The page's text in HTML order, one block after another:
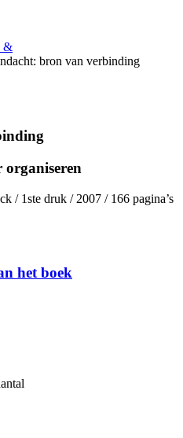
&
bron van verbinding
/ 1ste druk / 2007 / 166 pagina’s
het boek